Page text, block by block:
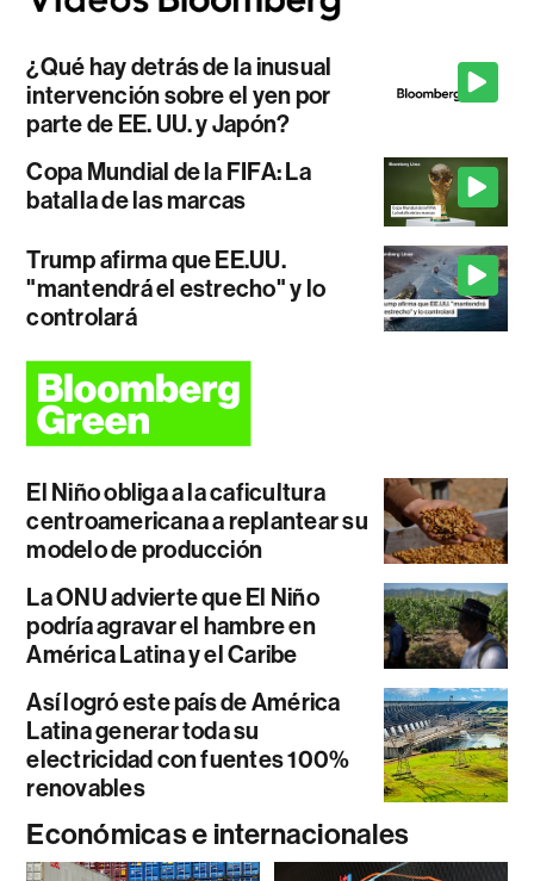
¿Qué hay detrás de la inusual
intervención sobre el yen por
parte de EE. UU. y Japón?
Copa Mundial de la FIFA: La
batalla de las marcas
Trump afirma que EE.UU.
"mantendrá el estrecho" y lo
controlará
El Niño obliga a la caficultura
centroamericana a replantear su
modelo de producción
La ONU advierte que El Niño
podría agravar el hambre en
América Latina y el Caribe
Así logró este país de América
Latina generar toda su
electricidad con fuentes 100%
renovables
Económicas e internacionales